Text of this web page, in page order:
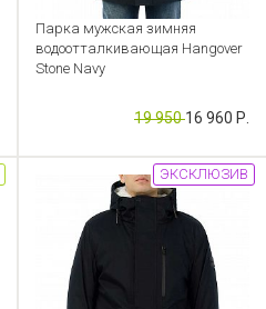
Парка мужская зимняя
водоотталкивающая Hangover
Stone Navy
Артикул: CB000033801
19 95016 960 Р.
ЭКСКЛЮЗИВ